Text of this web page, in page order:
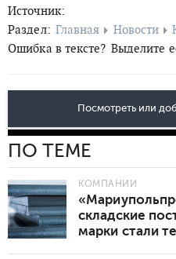
Источник:
Раздел: Главная Новости
Ошибка в тексте? Выделите
Посмотреть или
ПО ТЕМЕ
КОМПАНИИ
складские
марки стали